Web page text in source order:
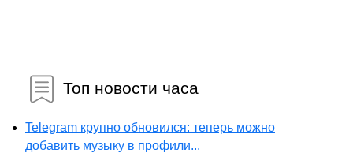
Топ новости часа
Telegram крупно обновился: теперь можно
добавить музыку в профили...